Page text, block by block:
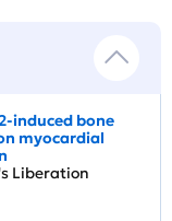
induced bone
myocardial
Liberation